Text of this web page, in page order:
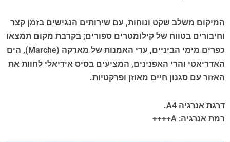
המיקום משלב שקט ונוחות, עם שירותים הנגישים בזמן קצר
וחיבורים בטווח של קילומטרים ספורים; בקרבת מקום תמצאו
כפרים מימי הביניים, ערי האמנות של מארקה (Marche), הים
האדריאטי והרי האפנינים, המציעים בסיס אידיאלי לחוות את
האזור עם סגנון חיים מאוזן ופרקטיות.
דרגת אנרגיה A4.
רמת אנרגיה: A++++